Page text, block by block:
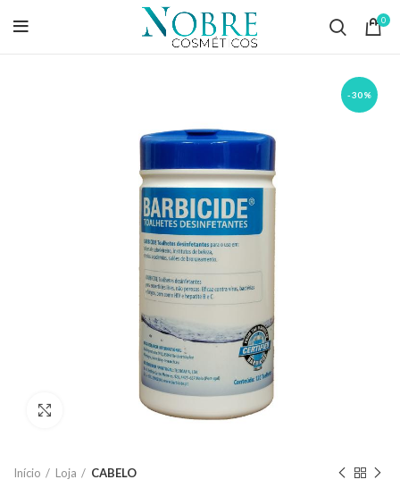
0
-30%
Click to enlarge
Início Loja CABELO